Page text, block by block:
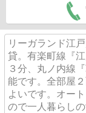
リーガランド江
貸。有楽町線『
３分、丸ノ内線
能です。全部屋
よいです。オー
ので一人暮らし